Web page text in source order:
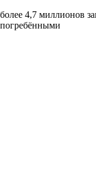
4,7 миллионов